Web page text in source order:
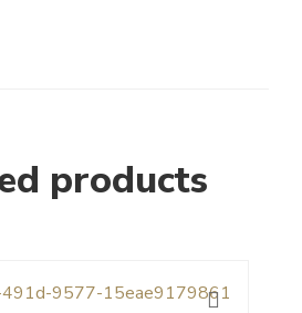
products